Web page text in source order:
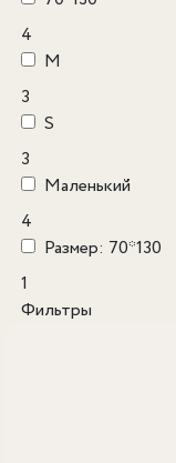
4
M
3
S
3
Маленький
4
Размер: 70*130
1
Фильтры